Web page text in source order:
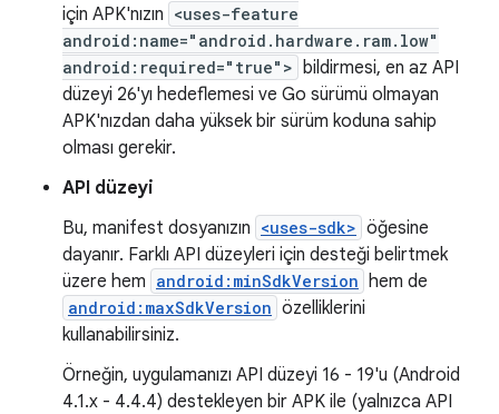
için APK'nızın <uses-feature
android:name="android.hardware.ram.low"
android:required="true"> bildirmesi, en az API
düzeyi 26'yı hedeflemesi ve Go sürümü olmayan
APK'nızdan daha yüksek bir sürüm koduna sahip
olması gerekir.
API düzeyi
Bu, manifest dosyanızın <uses-sdk> öğesine
dayanır. Farklı API düzeyleri için desteği belirtmek
üzere hem android:minSdkVersion hem de
android:maxSdkVersion özelliklerini
kullanabilirsiniz.
Örneğin, uygulamanızı API düzeyi 16 - 19'u (Android
4.1.x - 4.4.4) destekleyen bir APK ile (yalnızca API